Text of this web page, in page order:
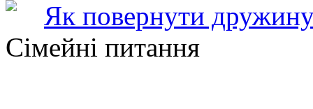
Як повернути
Сімейні питання